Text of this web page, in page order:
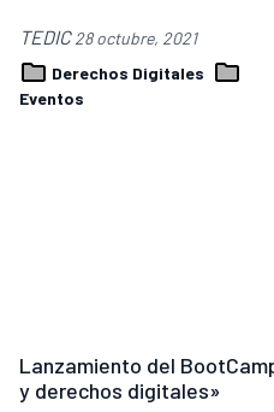
TEDIC28 octubre, 2021
Derechos Digitales
Eventos
Lanzamiento del
y derechos digitales»